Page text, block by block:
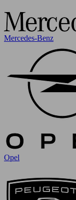
Mercedes-Benz
Opel